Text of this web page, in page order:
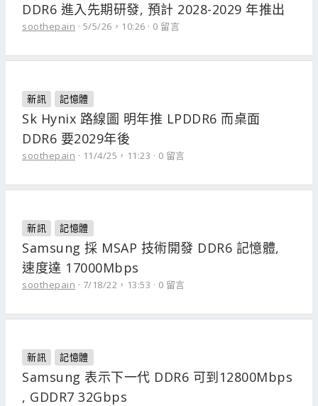
DDR6 進入先期研發, 預計 2028-2029 年推出
soothepain 5/5/26，10:26 0 留言
新訊 記憶體
Sk Hynix 路線圖 明年推 LPDDR6 而桌面
DDR6 要2029年後
soothepain 11/4/25，11:23 0 留言
新訊 記憶體
Samsung 採 MSAP 技術開發 DDR6 記憶體,
速度達 17000Mbps
soothepain 7/18/22，13:53 0 留言
新訊 記憶體
Samsung 表示下一代 DDR6 可到12800Mbps
, GDDR7 32Gbps